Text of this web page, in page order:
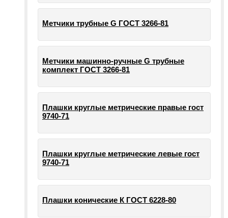
Метчики трубные G ГОСТ 3266-81
Метчики машинно-ручные G трубные
комплект ГОСТ 3266-81
Плашки круглые метрические правые гост
9740-71
Плашки круглые метрические левые гост
9740-71
Плашки конические К ГОСТ 6228-80